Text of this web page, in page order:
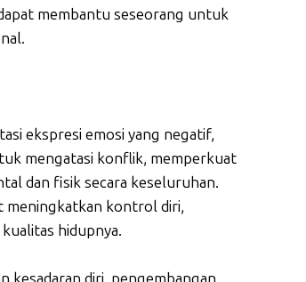
membantu seseorang untuk
ekspresi emosi yang negatif,
mengatasi konflik, memperkuat
dan fisik secara keseluruhan.
meningkatkan kontrol diri,
hidupnya.
kesadaran diri, pengembangan